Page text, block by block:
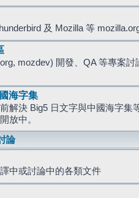
及 Mozilla 等
mozdev) 開發、QA 等專案討
海字集
解決 Big5 日文字與中國海字集
放中。
論
中或討論中的各類文件